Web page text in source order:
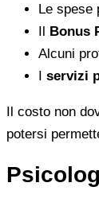
Le spese
Il Bonus
Alcuni
I servizi
Il costo non
potersi